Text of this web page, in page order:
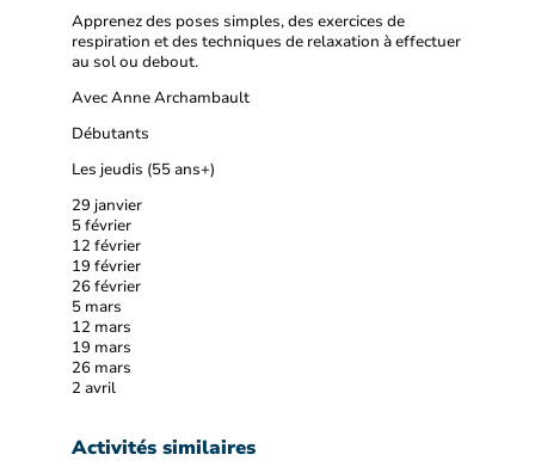
Apprenez des poses simples, des exercices de
respiration et des techniques de relaxation à effectuer
au sol ou debout.
Avec Anne Archambault
Débutants
Les jeudis (55 ans+)
29 janvier
5 février
12 février
19 février
26 février
5 mars
12 mars
19 mars
26 mars
2 avril
Activités similaires